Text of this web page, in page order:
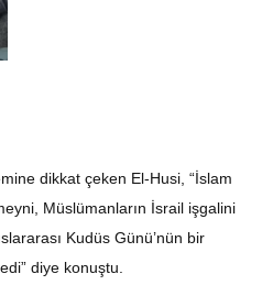
dikkat çeken El-Husi, “İslam
Müslümanların İsrail işgalini
Kudüs Günü’nün bir
diye konuştu.